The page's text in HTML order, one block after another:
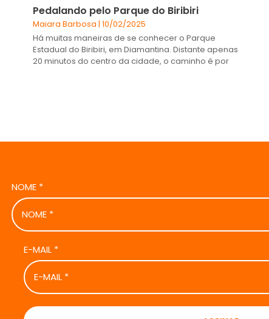
Pedalando pelo Parque do Biribiri
Maiara Barbosa 10/02/2025
Há muitas maneiras de se conhecer o Parque
Estadual do Biribiri, em Diamantina. Distante apenas
20 minutos do centro da cidade, o caminho é por
NOME *
E-MAIL *